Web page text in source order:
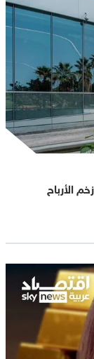
الأرباح